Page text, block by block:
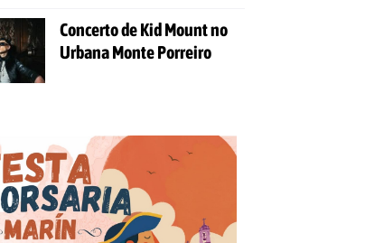
Concerto de Kid Mount no
Urbana Monte Porreiro